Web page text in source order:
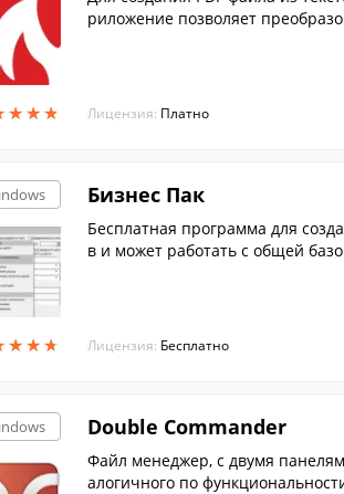
★★★
★★★
риложение позволяет
Лицензия: Платно
★★★
★★★
Бизнес Пак
Бесплатная программа для
в и может работать с общей
Лицензия: Бесплатно
Double Commander
Файл менеджер, с двумя
алогичного по